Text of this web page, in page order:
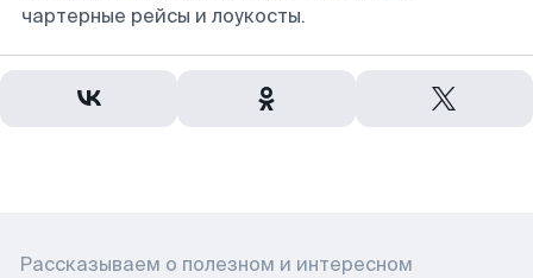
чартерные рейсы и лоукосты.
Рассказываем о полезном и интересном